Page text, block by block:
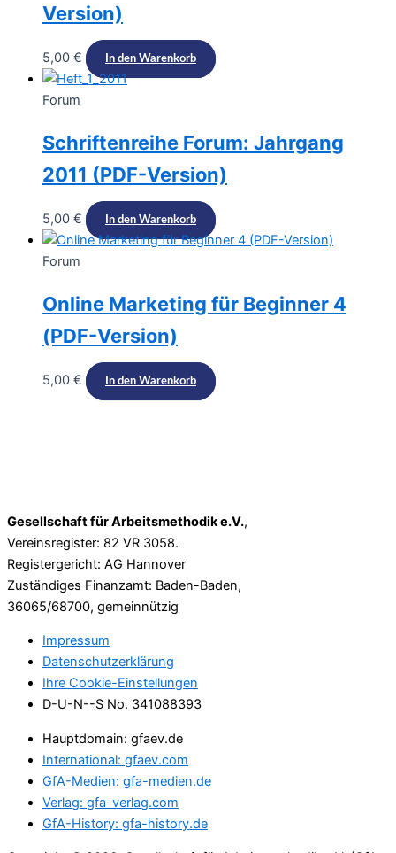
Version)
5,00 € In den Warenkorb
Forum
Schriftenreihe Forum: Jahrgang
2011 (PDF-Version)
5,00 € In den Warenkorb
Forum
Online Marketing für Beginner 4
(PDF-Version)
5,00 € In den Warenkorb
Gesellschaft für Arbeitsmethodik e.V.,
Vereinsregister: 82 VR 3058.
Registergericht: AG Hannover
Zuständiges Finanzamt: Baden-Baden,
36065/68700, gemeinnützig
Impressum
Datenschutzerklärung
Ihre Cookie-Einstellungen
D-U-N--S No. 341088393
Hauptdomain: gfaev.de
International: gfaev.com
GfA-Medien: gfa-medien.de
Verlag: gfa-verlag.com
GfA-History: gfa-history.de